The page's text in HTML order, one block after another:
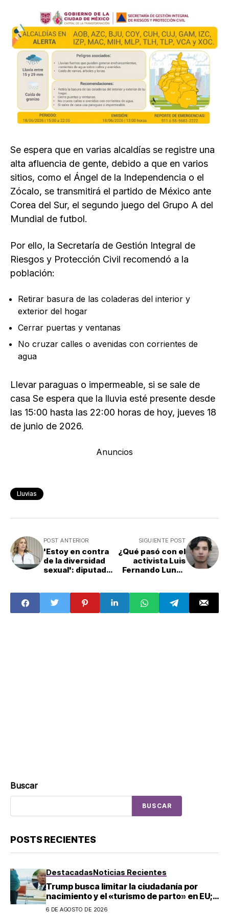
Se espera que en varias alcaldías se registre una
alta afluencia de gente, debido a que en varios
sitios, como el Ángel de la Independencia o el
Zócalo, se transmitirá el partido de México ante
Corea del Sur, el segundo juego del Grupo A del
Mundial de futbol.
Por ello, la Secretaría de Gestión Integral de
Riesgos y Protección Civil recomendó a la
población:
Retirar basura de las coladeras del interior y
exterior del hogar
Cerrar puertas y ventanas
No cruzar calles o avenidas con corrientes de
agua
Llevar paraguas o impermeable, si se sale de
casa Se espera que la lluvia esté presente desde
las 15:00 hasta las 22:00 horas de hoy, jueves 18
de junio de 2026.
Anuncios
Lluvias
POST ANTERIOR
'Estoy en contra
de la diversidad
sexual': diputada
colectivos exigen
disculpa a
legisladora
SIGUIENTE POST
¿Qué pasó con el
activista Luis
Fernando Luna?
arbitraria tras
documentar
operativo de Rojo
Buscar
BUSCAR
POSTS RECIENTES
DestacadasNoticias Recientes
Trump busca limitar la ciudadanía por
nacimiento y el «turismo de parto» en EU;
¿a quién afecta?
6 DE AGOSTO DE 2026